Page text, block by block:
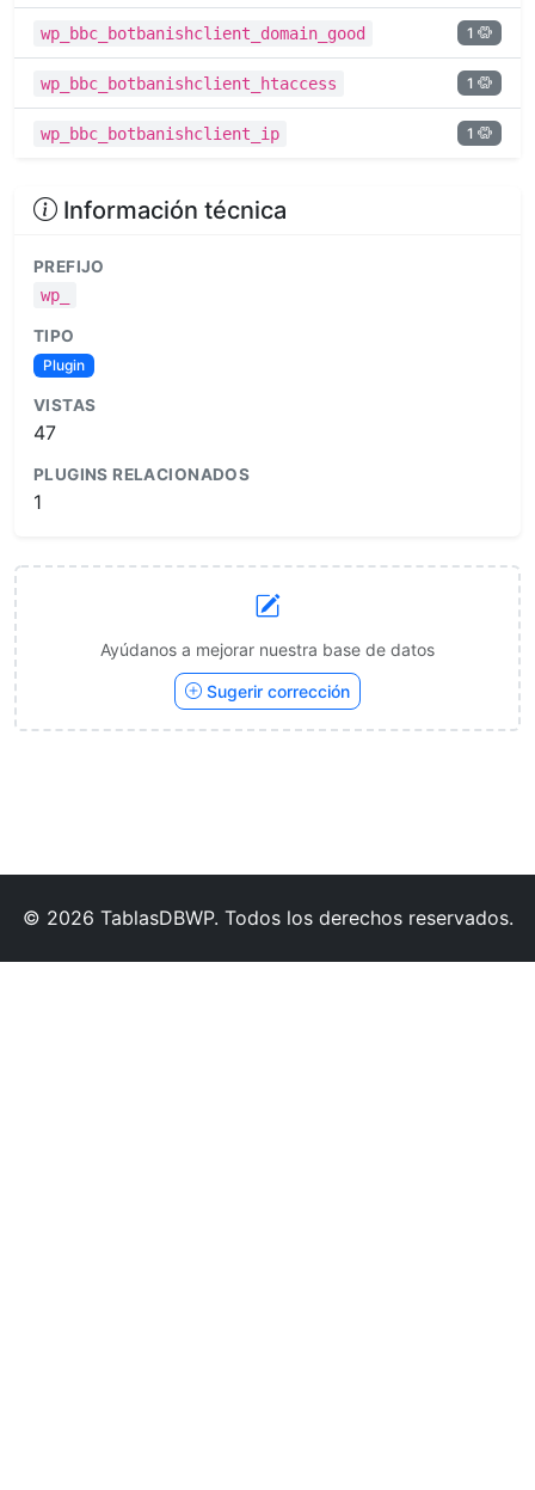
wp_bbc_botbanishclient_domain_good 1
wp_bbc_botbanishclient_htaccess 1
wp_bbc_botbanishclient_ip 1
Información técnica
PREFIJO
wp_
TIPO
Plugin
VISTAS
47
PLUGINS RELACIONADOS
1
Ayúdanos a mejorar nuestra base de datos
Sugerir corrección
© 2026 TablasDBWP. Todos los derechos reservados.